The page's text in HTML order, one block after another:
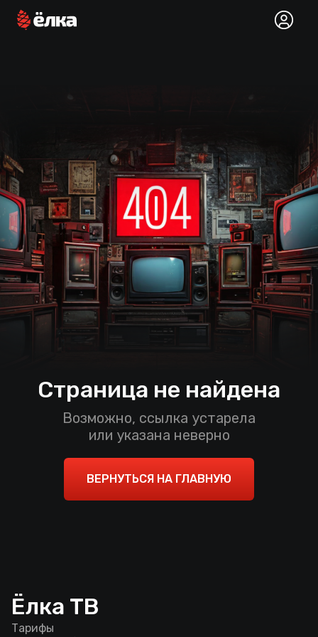
Страница не найдена
Возможно, ссылка устарела
или указана неверно
ВЕРНУТЬСЯ НА ГЛАВНУЮ
Ёлка ТВ
Тарифы